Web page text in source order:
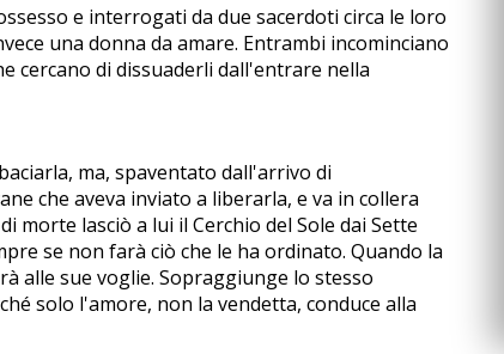
e interrogati da due sacerdoti circa le loro
una donna da amare. Entrambi incominciano
cercano di dissuaderli dall'entrare nella
ma, spaventato dall'arrivo di
che aveva inviato a liberarla, e va in collera
lasciò a lui il Cerchio del Sole dai Sette
se non farà ciò che le ha ordinato. Quando la
alle sue voglie. Sopraggiunge lo stesso
solo l'amore, non la vendetta, conduce alla